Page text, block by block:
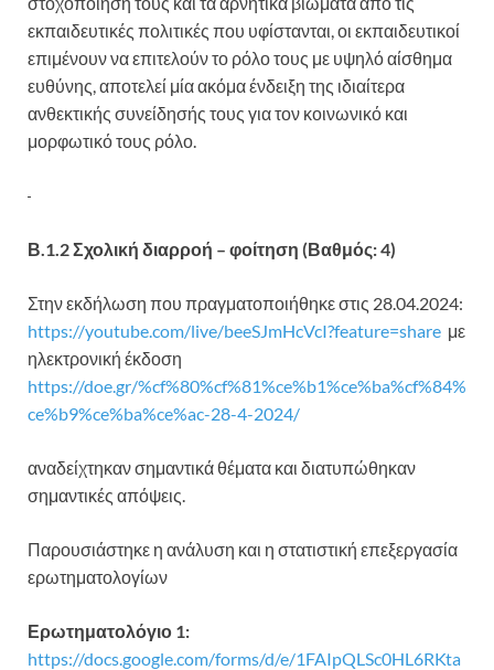
εκπαιδευτικές πολιτικές που υφίστανται, οι εκπαιδευτικοί
επιμένουν να επιτελούν το ρόλο τους με υψηλό αίσθημα
ευθύνης, αποτελεί μία ακόμα ένδειξη της ιδιαίτερα
ανθεκτικής συνείδησής τους για τον κοινωνικό και
μορφωτικό τους ρόλο.
Β.1.2 Σχολική διαρροή – φοίτηση (Βαθμός: 4)
Στην εκδήλωση που πραγματοποιήθηκε στις 28.04.2024:
https://youtube.com/live/beeSJmHcVcI?feature=share με
ηλεκτρονική έκδοση
https://doe.gr/%cf%80%cf%81%ce%b1%ce%ba%cf%84%
ce%b9%ce%ba%ce%ac-28-4-2024/
αναδείχτηκαν σημαντικά θέματα και διατυπώθηκαν
σημαντικές απόψεις.
Παρουσιάστηκε η ανάλυση και η στατιστική επεξεργασία
ερωτηματολογίων
Ερωτηματολόγιο 1:
https://docs.google.com/forms/d/e/1FAIpQLSc0HL6RKta